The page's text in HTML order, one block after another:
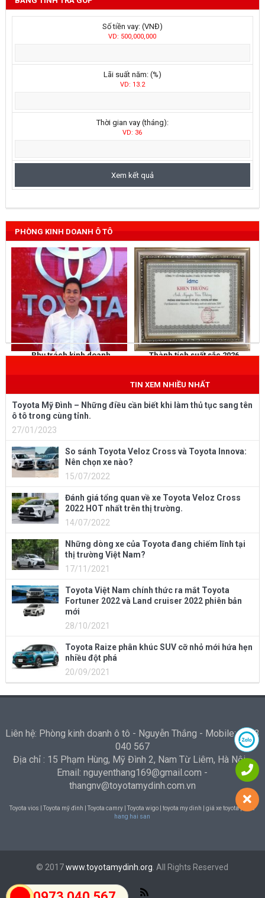
Số tiền vay: (VNĐ)
VD: 500,000,000
Lãi suất năm: (%)
VD: 13.2
Thời gian vay (tháng):
VD: 36
PHÒNG KINH DOANH Ô TÔ
Phụ trách kinh doanh Thành tích suất sắc 2026
TIN XEM NHIỀU NHẤT
Toyota Mỹ Đình – Những điều cần biết khi làm thủ tục sang tên
ô tô trong cùng tỉnh.
27/01/2023
So sánh Toyota Veloz Cross và Toyota Innova:
Nên chọn xe nào?
15/07/2022
Đánh giá tổng quan về xe Toyota Veloz Cross
2022 HOT nhất trên thị trường.
14/07/2022
Những dòng xe của Toyota đang chiếm lĩnh tại
thị trường Việt Nam?
17/11/2021
Toyota Việt Nam chính thức ra mắt Toyota
Fortuner 2022 và Land cruiser 2022 phiên bản
mới
28/10/2021
Toyota Raize phân khúc SUV cỡ nhỏ mới hứa hẹn
nhiều đột phá
20/09/2021
Liên hệ: Phòng kinh doanh ô tô - Nguyễn Thắng - Mobile: 0973
040 567
Địa chỉ : 15 Phạm Hùng, Mỹ Đình 2, Nam Từ Liêm, Hà Nội -
Email: nguyenthang169@gmail.com -
thangnv@toyotamydinh.com.vn
Toyota vios | Toyota mỹ đình | Toyota camry | Toyota wigo | toyota my dinh | giá xe toyota |
Nha
hang hai san
© 2017www.toyotamydinh.org . All Rights Reserved